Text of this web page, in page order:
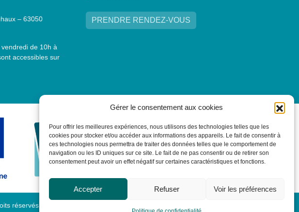
Gérer le consentement aux cookies
Pour offrir les meilleures expériences, nous utilisons des technologies telles que les
cookies pour stocker et/ou accéder aux informations des appareils. Le fait de consentir à
ces technologies nous permettra de traiter des données telles que le comportement de
navigation ou les ID uniques sur ce site. Le fait de ne pas consentir ou de retirer son
consentement peut avoir un effet négatif sur certaines caractéristiques et fonctions.
Accepter Refuser Voir les préférences
– 63050
de 10h à
accessibles sur
PRENDRE RENDEZ-VOUS
réservés